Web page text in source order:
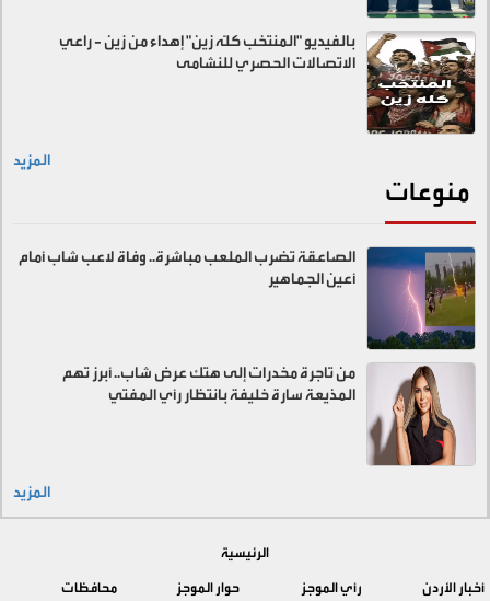
بالفيديو "المنتخب كلّه زين" إهداء من زين - راعي
الاتصالات الحصري للنشامى
المزيد
منوعات
الصاعقة تضرب الملعب مباشرة.. وفاة لاعب شاب أمام
أعين الجماهير
من تاجرة مخدرات إلى هتك عرض شاب.. أبرز تهم
المذيعة سارة خليفة بانتظار رأي المفتي
المزيد
الرئيسية
أخبار الأردن
رأي الموجز حوار الموجز محافظات